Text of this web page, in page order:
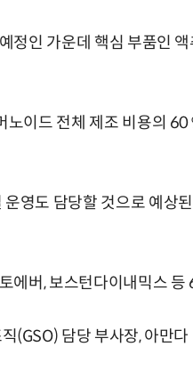
인 가운데 핵심 부품인 액
이드 전체 제조 비용의
영도 담당할 것으로 예상
에버, 보스턴다이내믹스
(GSO) 담당 부사장, 아만다